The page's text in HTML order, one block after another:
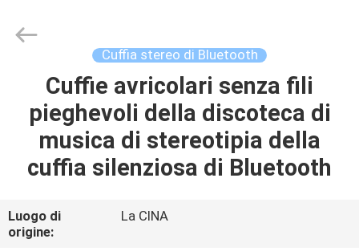
CASA
PRODOTTI
NOI
Electronics
Co,ltd.
Cuffia stereo di Bluetooth
Cuffie avricolari senza fili
pieghevoli della discoteca di
musica di stereotipia della
cuffia silenziosa di Bluetooth
Luogo di
origine:
La CINA